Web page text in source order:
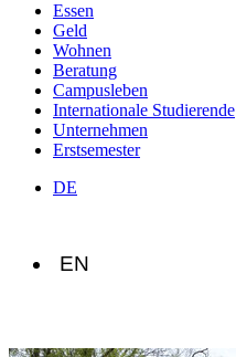
Essen
Geld
Wohnen
Beratung
Campusleben
Internationale Studierende
Unternehmen
Erstsemester
DE
EN